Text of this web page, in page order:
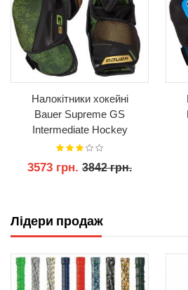
Налокітники хокейні
Bauer Supreme GS
Intermediate Hockey
Elbow Pads
3573 грн. 3842 грн.
Лідери продаж